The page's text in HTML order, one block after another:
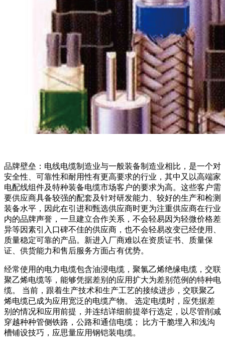
品牌壁垒：电线电缆制造业与一般装备制造业相比，是一个对
安全性、可靠性和耐用性有更高要求的行业，其中又以高端家
电配线组件及特种装备电缆市场客户的要求为高。这些客户需
要供应商具备较强的配套及针对研发能力、较好的生产和检测
装备水平，因此在引进和甄选供应商时更为注重供应商在行业
内的品牌声誉，一旦建立合作关系，不会轻易因为轻微价格差
异等因素引入口碑不佳的供应商，也不会轻易改变已经使用、
质量稳定可靠的产品。新进入厂商难以在资质证书、质量保
证、供货能力和售后服务方面占有优势。
经常使用的电力电缆包含油浸电缆，聚氯乙烯绝缘电缆，交联
聚乙烯电缆等，能够凭据差别的应用扩大为差别范例的特种电
缆。 当前，跟着生产技术和生产工艺的接续进步，交联聚乙
烯电缆已成为应用宽泛的电缆产物。 选定电缆时，应凭据差
别的情况和应用前提，并连结详细前提举行选定，以尽管削减
穿越种种管侧铁路，公路和通信电缆； 比方干脆埋入和浅沟
槽铺设技巧，应思量应用钢铠装电缆。